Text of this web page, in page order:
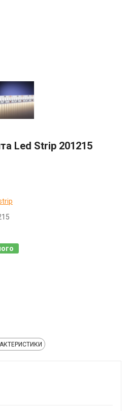
Led Strip 201215